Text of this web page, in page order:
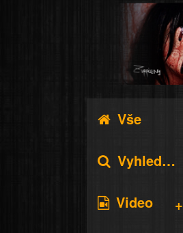
Vše
Vyhledávání
Video